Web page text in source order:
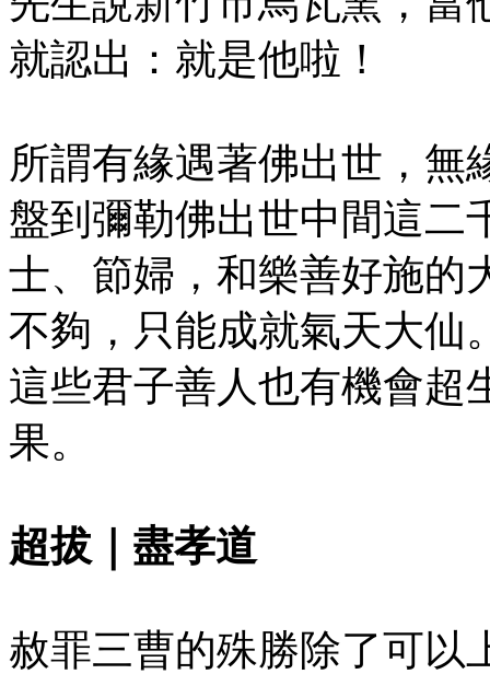
就認出：就是他啦！
所謂有緣遇著佛出世，無
盤到彌勒佛出世中間這二
士、節婦，和樂善好施的
不夠，只能成就氣天大仙
這些君子善人也有機會超
果。
超拔｜盡孝道
赦罪三曹的殊勝除了可以